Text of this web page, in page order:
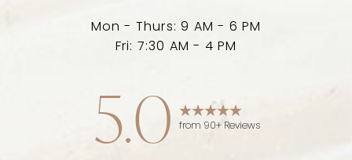
Mon - Thurs: 9 AM - 6 PM
Fri: 7:30 AM - 4 PM
5.0 from 90+ Reviews
Saturation
Accessibility
Statement